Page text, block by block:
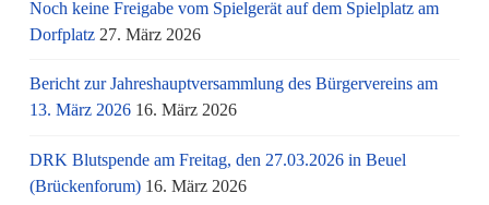
Noch keine Freigabe vom Spielgerät auf dem Spielplatz am
Dorfplatz 27. März 2026
Bericht zur Jahreshauptversammlung des Bürgervereins am
13. März 2026 16. März 2026
DRK Blutspende am Freitag, den 27.03.2026 in Beuel
(Brückenforum) 16. März 2026